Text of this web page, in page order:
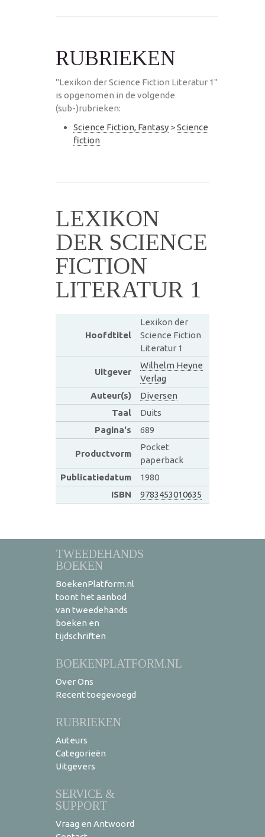
RUBRIEKEN
"Lexikon der Science Fiction Literatur 1"
is opgenomen in de volgende
(sub-)rubrieken:
Science Fiction, Fantasy >Science
fiction
LEXIKON
DER SCIENCE
FICTION
LITERATUR 1
Hoofdtitel
Lexikon der
Science Fiction
Literatur 1
Uitgever
Wilhelm Heyne
Verlag
Auteur(s)
Diversen
Taal
Duits
Pagina's
689
Productvorm
Pocket
paperback
Publicatiedatum
1980
ISBN
9783453010635
TWEEDEHANDS
BOEKEN
BoekenPlatform.nl
toont het aanbod
van tweedehands
boeken en
tijdschriften
BOEKENPLATFORM.NL
Over Ons
Recent toegevoegd
RUBRIEKEN
Auteurs
Categorieën
Uitgevers
SERVICE &
SUPPORT
Vraag en Antwoord